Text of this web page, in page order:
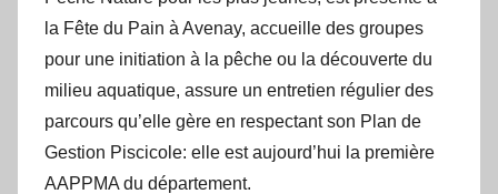
la Fête du Pain à Avenay, accueille des groupes
pour une initiation à la pêche ou la découverte du
milieu aquatique, assure un entretien régulier des
parcours qu’elle gère en respectant son Plan de
Gestion Piscicole: elle est aujourd’hui la première
AAPPMA du département.